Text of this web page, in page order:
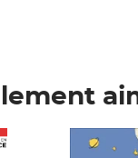
Prix 7,50€